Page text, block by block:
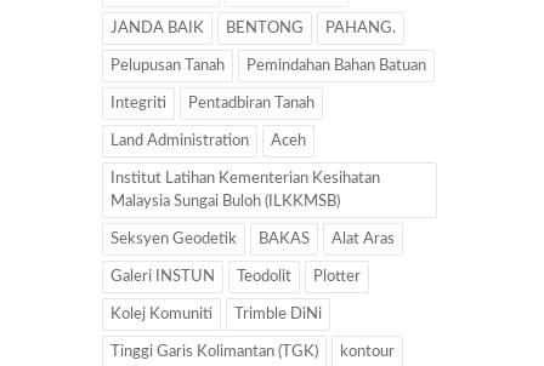
JANDA BAIK BENTONG PAHANG.
Pelupusan Tanah Pemindahan Bahan Batuan
Integriti Pentadbiran Tanah
Land Administration Aceh
Institut Latihan Kementerian Kesihatan
Malaysia Sungai Buloh (ILKKMSB)
Seksyen Geodetik BAKAS Alat Aras
Galeri INSTUN Teodolit Plotter
Kolej Komuniti Trimble DiNi
Tinggi Garis Kolimantan (TGK) kontour